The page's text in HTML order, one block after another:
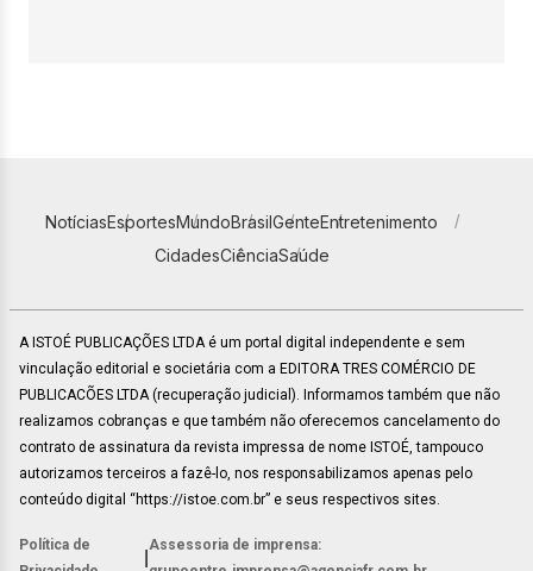
NotíciasEsportesMundoBrasilGenteEntretenimento
CidadesCiênciaSaúde
A ISTOÉ PUBLICAÇÕES LTDA é um portal digital independente e sem
vinculação editorial e societária com a EDITORA TRES COMÉRCIO DE
PUBLICACÕES LTDA (recuperação judicial). Informamos também que não
realizamos cobranças e que também não oferecemos cancelamento do
contrato de assinatura da revista impressa de nome ISTOÉ, tampouco
autorizamos terceiros a fazê-lo, nos responsabilizamos apenas pelo
conteúdo digital “https://istoe.com.br” e seus respectivos sites.
Política de
Assessoria de imprensa: